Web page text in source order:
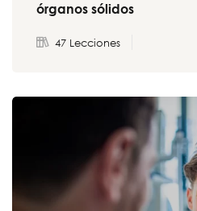
órganos sólidos
47 Lecciones